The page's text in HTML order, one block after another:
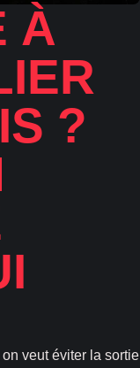
À
?
veut éviter la sortie